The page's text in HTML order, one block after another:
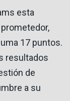
esta
17 puntos.
resultados
de
a su